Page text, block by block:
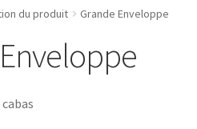
du produit Grande Enveloppe
cabas